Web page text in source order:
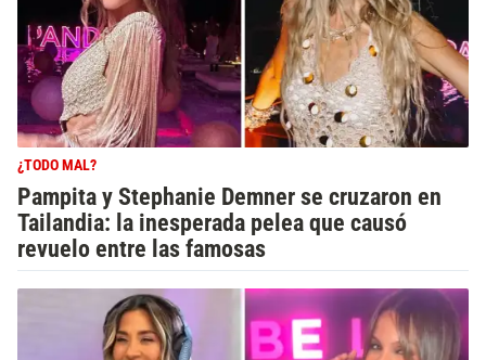
¿TODO MAL?
Pampita y Stephanie Demner se cruzaron en
Tailandia: la inesperada pelea que causó
revuelo entre las famosas